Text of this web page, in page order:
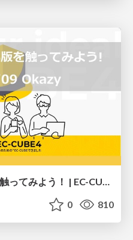
EC-CUBE4 Web API β版を触ってみよう！ | EC-CUBEオンラインUG（2020/04/09）
0 810